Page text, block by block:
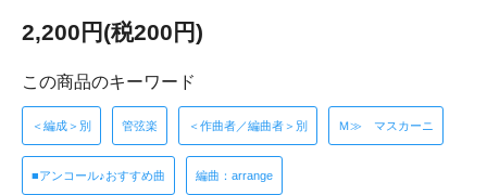
2,200円(税200円)
この商品のキーワード
＜編成＞別 管弦楽 ＜作曲者／編曲者＞別 Ｍ≫ マスカーニ
■アンコール♪おすすめ曲 編曲：arrange